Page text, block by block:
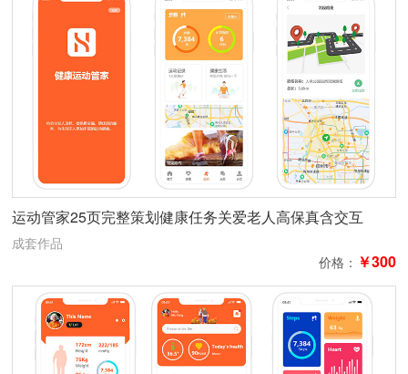
运动管家25页完整策划健康任务关爱老人高保真含交互
成套作品
价格： ￥300